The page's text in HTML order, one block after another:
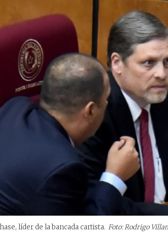
líder de la bancada cartista. Foto: Rodrigo